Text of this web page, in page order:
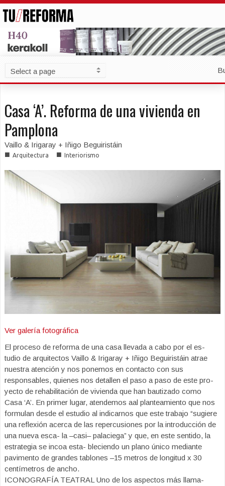
Casa ‘A’. Reforma de una vivienda en
Pamplona
Vaillo & Irigaray + Iñigo Beguiristáin
■ Arquitectura ■ Interiorismo
Ver galería fotográfica
El proceso de reforma de una casa llevada a cabo por el es-
tudio de arquitectos Vaillo & Irigaray + Iñigo Beguiristáin atrae
nuestra atención y nos ponemos en contacto con sus
responsables, quienes nos detallen el paso a paso de este pro-
yecto de rehabilitación de vivienda que han bautizado como
Casa ‘A’. En primer lugar, atendemos aal planteamiento que nos
formulan desde el estudio al indicarnos que este trabajo “sugiere
una reflexión acerca de las repercusiones por la introducción de
una nueva esca- la –casi– palaciega” y que, en este sentido, la
estrategia se incoa esta- bleciendo un plano único mediante
pavimento de grandes tablones –15 metros de longitud x 30
centímetros de ancho.
ICONOGRAFÍA TEATRAL Uno de los aspectos más llama-